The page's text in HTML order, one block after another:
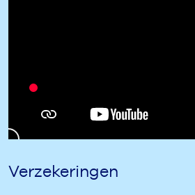
Verzekeringen